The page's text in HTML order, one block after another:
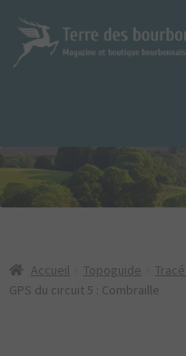
Aller
la
Aller
contenu
S’ABONNER
LE DERNIER SORTI
VERSIONS NUMÉRIQUES
Accueil Topoguide
GPS du circuit 5 : Combraille